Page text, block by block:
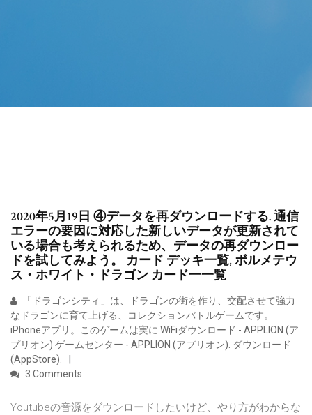
2020年5月19日 ④データを再ダウンロードする. 通信
エラーの要因に対応した新しいデータが更新されて
いる場合も考えられるため、データの再ダウンロー
ドを試してみよう。 カード デッキ一覧, ボルメテウ
ス・ホワイト・ドラゴン カード一一覧
「ドラゴンシティ」は、ドラゴンの街を作り、交配させて強力
なドラゴンに育て上げる、コレクションバトルゲームです。
iPhoneアプリ。このゲームは実に WiFiダウンロード - APPLION (ア
プリオン) ゲームセンター - APPLION (アプリオン). ダウンロード
(AppStore).
3 Comments
Youtubeの音源をダウンロードしたいけど、やり方がわからな